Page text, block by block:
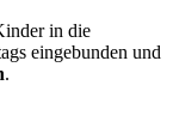
in die
eingebunden und
.